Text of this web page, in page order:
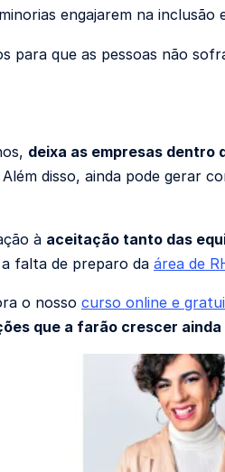
engajarem na inclusão
para que as pessoas não
deixa as empresas dentro
disso, ainda pode gerar
à aceitação tanto das
falta de preparo da área de
o nosso curso online e
que a farão crescer ainda